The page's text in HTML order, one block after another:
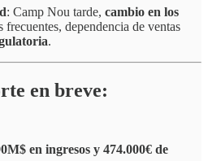
: Camp Nou tarde, cambio en los
frecuentes, dependencia de ventas
.
en breve:
en ingresos y 474.000€ de